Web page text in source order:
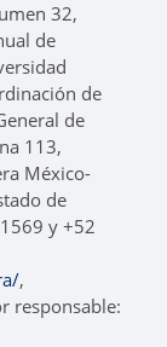
32,
de
de
de
113,
México-
de
y +52
,
responsable: